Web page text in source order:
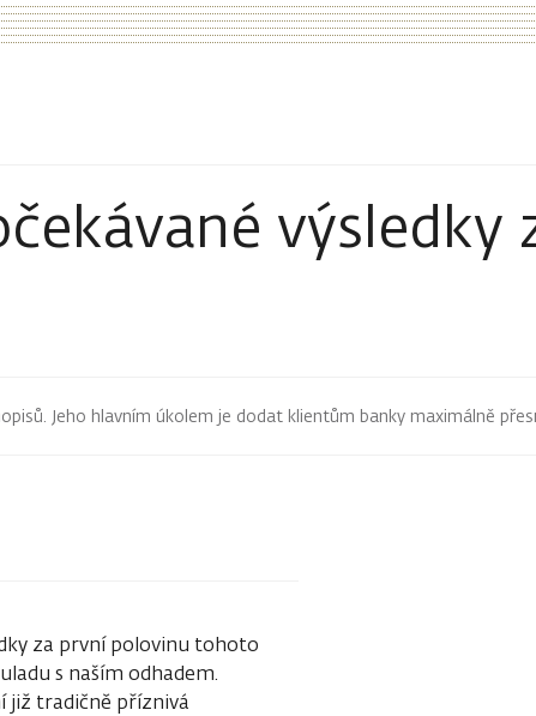
výsledky
Jeho hlavním úkolem je dodat klientům banky maximálně
za první polovinu tohoto
s naším odhadem.
již tradičně příznivá